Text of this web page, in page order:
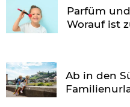
Parfüm
Worauf ist
Ab in den